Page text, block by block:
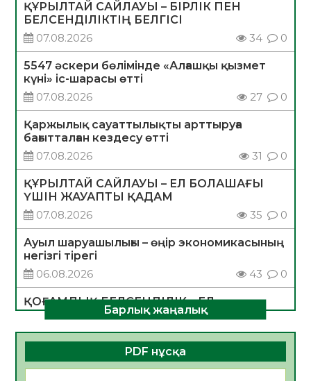
ҚҰРЫЛТАЙ САЙЛАУЫ – БІРЛІК ПЕН
БЕЛСЕНДІЛІКТІҢ БЕЛГІСІ
07.08.2026
34 0
5547 әскери бөлімінде «Алғашқы қызмет
күні» іс-шарасы өтті
07.08.2026
27 0
Қаржылық сауаттылықты арттыруға
бағытталған кездесу өтті
07.08.2026
31 0
ҚҰРЫЛТАЙ САЙЛАУЫ – ЕЛ БОЛАШАҒЫ
ҮШІН ЖАУАПТЫ ҚАДАМ
07.08.2026
35 0
Ауыл шаруашылығы – өңір экономикасының
негізгі тірегі
06.08.2026
43 0
ҚОҒАМДЫҚ БЕЛСЕНДІЛІК – ЕЛ
ДАМУЫНЫҢ НЕГІЗІ
06.08.2026
40 0
ҚҰРЫЛТАЙ САЙЛАУЫ – БОЛАШАҚҚА
БАСТАР ЖАУАПТЫ ТАҢДАУ
Барлық жаңалық
PDF нұсқа